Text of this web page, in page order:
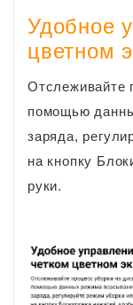
Удобное
цветном
Отслеживайте
помощью
заряда,
на кнопку
руки.